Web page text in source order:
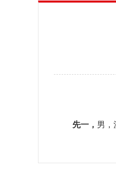
先一， 男，